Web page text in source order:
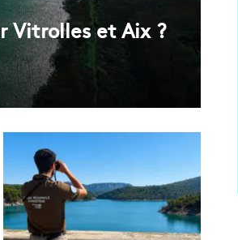
Vitrolles et Aix ?